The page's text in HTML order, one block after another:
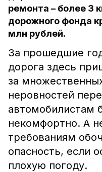
ремонта – более 3
дорожного фонда
млн рублей.
За прошедшие
дорога здесь
за
неровностей
автомобилистам
некомфортно. А
требованиям
опасность, если
плохую погоду.